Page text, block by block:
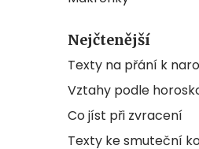
Nejčtenější
Texty na přání k
Vztahy podle
Co jíst při zvracení
Texty ke smuteční